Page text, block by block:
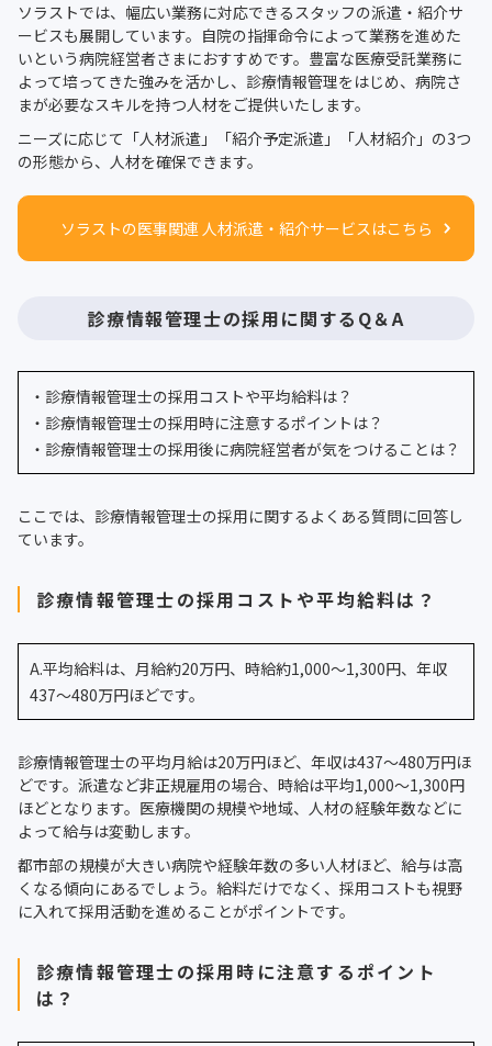
ソラストでは、幅広い業務に対応できるスタッフの派遣・紹介サ
ービスも展開しています。自院の指揮命令によって業務を進めた
いという病院経営者さまにおすすめです。豊富な医療受託業務に
よって培ってきた強みを活かし、診療情報管理をはじめ、病院さ
まが必要なスキルを持つ人材をご提供いたします。
ニーズに応じて「人材派遣」「紹介予定派遣」「人材紹介」の3つ
の形態から、人材を確保できます。
ソラストの医事関連 人材派遣・紹介サービスはこちら
診療情報管理士の採用に関するQ＆A
・診療情報管理士の採用コストや平均給料は？
・診療情報管理士の採用時に注意するポイントは？
・診療情報管理士の採用後に病院経営者が気をつけることは？
ここでは、診療情報管理士の採用に関するよくある質問に回答し
ています。
診療情報管理士の採用コストや平均給料は？
A.平均給料は、月給約20万円、時給約1,000〜1,300円、年収
437〜480万円ほどです。
診療情報管理士の平均月給は20万円ほど、年収は437〜480万円ほ
どです。派遣など非正規雇用の場合、時給は平均1,000〜1,300円
ほどとなります。医療機関の規模や地域、人材の経験年数などに
よって給与は変動します。
都市部の規模が大きい病院や経験年数の多い人材ほど、給与は高
くなる傾向にあるでしょう。給料だけでなく、採用コストも視野
に入れて採用活動を進めることがポイントです。
診療情報管理士の採用時に注意するポイント
は？